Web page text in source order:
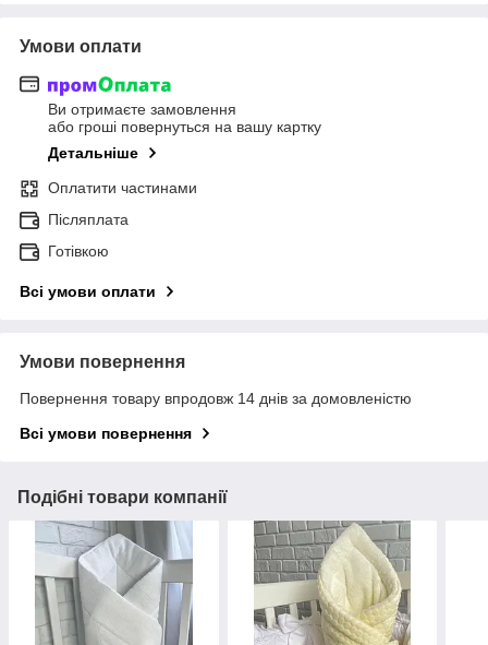
Умови оплати
Ви отримаєте замовлення
або гроші повернуться на вашу картку
Детальніше
Оплатити частинами
Післяплата
Готівкою
Всі умови оплати
Умови повернення
Повернення товару впродовж 14 днів за домовленістю
Всі умови повернення
Подібні товари компанії